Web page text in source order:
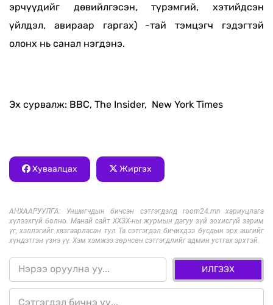
эрчүүдийг дөвийлгэсэн, түрэмгий, хэтийдсэн
үйлдэл, авираар гаргах) -тай тэмцэгч гэдэгтэй
олонх нь санал нэгдэнэ.
Эх сурвалж: BBC, The Insider, New York Times
Хуваалцах Жиргэх
АНХААРУУЛГА: Уншигчдын бичсэн сэтгэгдэлд room24.mn хариуцлага
хүлээхгүй болно. Манай сайт ХХЗХ-ны журмын дагуу зүй зохисгүй зарим
үг, хэллэгийг хязгаарласан тул Та сэтгэгдэл бичихдээ бусдын эрх ашгийг
хүндэтгэн үзнэ үү. Хэм хэмжээ зөрчсөн сэтгэгдлийг админ устгах эрхтэй.
ИЛГЭЭХ